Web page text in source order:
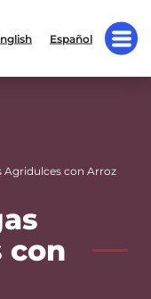
Español
Agridulces con Arroz
con